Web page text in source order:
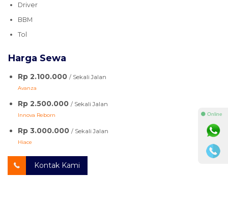
Driver
BBM
Tol
Harga Sewa
Rp 2.100.000 / Sekali Jalan
Avanza
Rp 2.500.000 / Sekali Jalan
Innova Reborn
Rp 3.000.000 / Sekali Jalan
Hiace
Kontak Kami
⚫ Online